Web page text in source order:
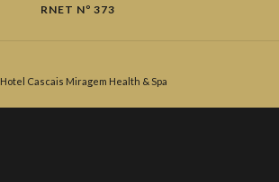
RNET Nº 373
Hotel Cascais Miragem Health & Spa